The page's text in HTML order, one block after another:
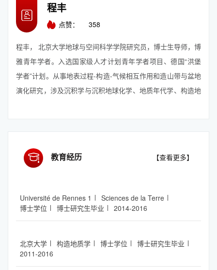
程丰
点赞： 358
程丰， 北京大学地球与空间科学学院研究员，博士生导师，博
雅青年学者。入选国家级人才计划青年学者项目、德国“洪堡
学者”计划。从事地表过程-构造-气候相互作用和造山带与盆地
演化研究，涉及沉积学与沉积地球化学、地质年代学、构造地
等研究方法。相关成果共发表论文30余篇，其中第一/通讯作
者国际地学SCI论文16篇，包括Nature Communications,
Geophysical Research ...
教育经历 【查看更多】
Université de Rennes 1
Sciences de la Terre
博士学位
博士研究生毕业 2014-2016
北京大学 构造地质学 博士学位
博士研究生毕业
2011-2016